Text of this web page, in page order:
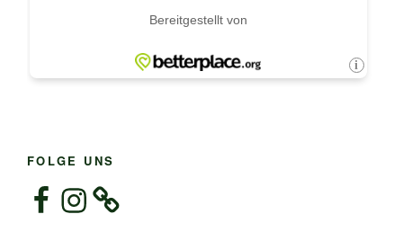
FOLGE UNS
FacebookInstagram